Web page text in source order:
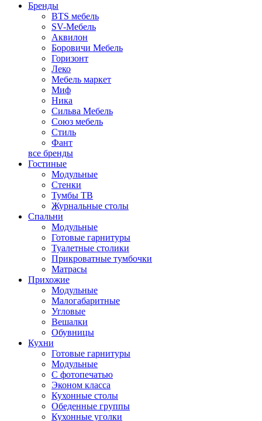
Бренды
BTS мебель
SV-Мебель
Аквилон
Боровичи Мебель
Горизонт
Леко
Мебель маркет
Миф
Ника
Сильва Мебель
Союз мебель
Стиль
Фант
все бренды
Гостиные
Модульные
Стенки
Тумбы ТВ
Журнальные столы
Спальни
Модульные
Готовые гарнитуры
Туалетные столики
Прикроватные тумбочки
Матрасы
Прихожие
Модульные
Малогабаритные
Угловые
Вешалки
Обувницы
Кухни
Готовые гарнитуры
Модульные
С фотопечатью
Эконом класса
Кухонные столы
Обеденные группы
Кухонные уголки